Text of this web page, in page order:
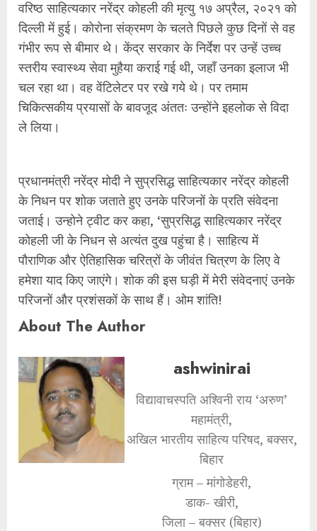
वरिष्ठ साहित्यकार नरेंद्र कोहली की मृत्यु १७ अप्रैल, २०२१ को
दिल्ली में हुई। कोरोना संक्रमण के चलते पिछले कुछ दिनों से वह
गंभीर रूप से बीमार थे। केंद्र सरकार के निर्देश पर उन्हें उच्च
स्तरीय स्वास्थ्य सेवा मुहैया कराई गई थी, जहाँ उनका इलाज भी
चल रहा था। वह वेंटिलेटर पर रखे गये थे। पर तमाम
चिकित्सकीय प्रयासों के बावजूद अंततः उन्होंने इहलोक से विदा
ले लिया।
प्रधानमंत्री नरेंद्र मोदी ने सुप्रसिद्ध साहित्यकार नरेंद्र कोहली
के निधन पर शोक जताते हुए उनके परिजनों के प्रति संवेदना
जताई। उन्‍होने ट्वीट कर कहा, ‘सुप्रसिद्ध साहित्यकार नरेंद्र
कोहली जी के निधन से अत्यंत दुख पहुंचा है। साहित्य में
पौराणिक और ऐतिहासिक चरित्रों के जीवंत चित्रण के लिए वे
हमेशा याद किए जाएंगे। शोक की इस घड़ी में मेरी संवेदनाएं उनके
परिजनों और प्रशंसकों के साथ हैं। ओम शांति!
About The Author
ashwinirai
विद्यावाचस्पति अश्विनी राय ‘अरुण’
महामंत्री,
अखिल भारतीय साहित्य परिषद, बक्सर,
बिहार
ग्राम – मांगोडेहरी,
डाक- खीरी,
जिला – बक्सर (बिहार)